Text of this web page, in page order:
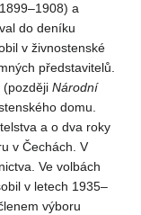
a
do deníku
v živnostenské
představitelů.
(později Národní
domu.
a o dva roky
v Čechách. V
Ve volbách
v letech 1935–
výboru